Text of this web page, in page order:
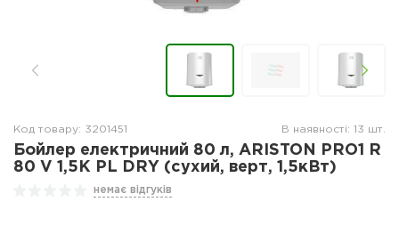
Код товару: 3201451 В наявності: 13 шт.
Бойлер електричний 80 л, ARISTON PRO1 R
80 V 1,5K PL DRY (сухий, верт, 1,5кВт)
немає відгуків